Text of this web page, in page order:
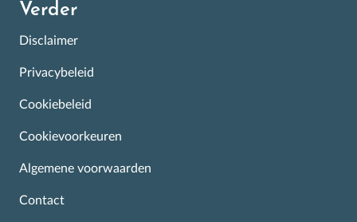
Verder
Disclaimer
Privacybeleid
Cookiebeleid
Cookievoorkeuren
Algemene voorwaarden
Contact